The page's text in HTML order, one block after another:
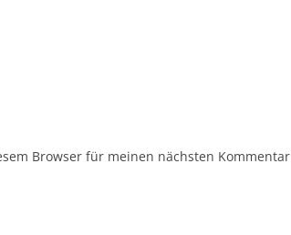
Browser für meinen nächsten Kommentar